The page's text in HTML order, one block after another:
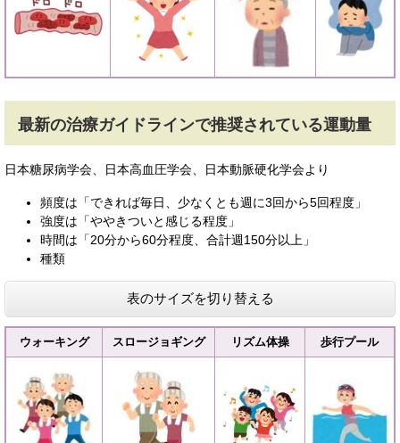
最新の治療ガイドラインで推奨されている運動量
日本糖尿病学会、日本高血圧学会、日本動脈硬化学会より
頻度は「できれば毎日、少なくとも週に3回から5回程度」
強度は「ややきついと感じる程度」
時間は「20分から60分程度、合計週150分以上」
種類
表のサイズを切り替える
ウォーキング スロージョギング リズム体操 歩行プール